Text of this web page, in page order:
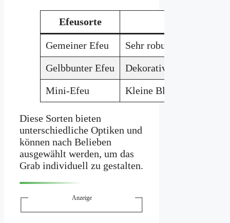
Efeusorte
Gemeiner Efeu
Sehr robust,
Gelbbunter Efeu
Dekoratives
Mini-Efeu
Kleine Blätter,
Diese Sorten bieten
unterschiedliche Optiken und
können nach Belieben
ausgewählt werden, um das
Grab individuell zu gestalten.
Anzeige